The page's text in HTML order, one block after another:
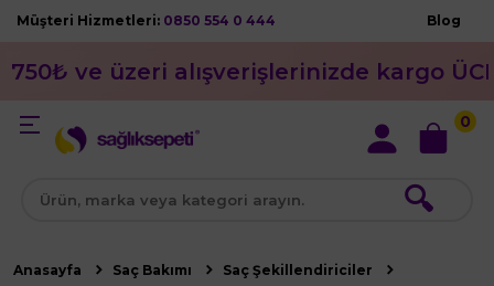
Müşteri Hizmetleri: 0850 554 0 444 Blog
750₺ ve üzeri alışverişlerinizde kargo
🔍
0
Anasayfa Saç Bakımı
Saç Şekillendiriciler